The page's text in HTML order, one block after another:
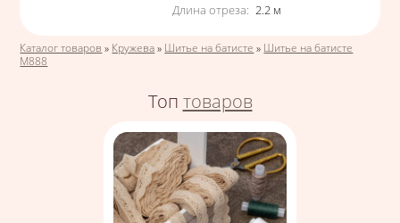
Длина отреза: 2.2 м
Вы здесь
Каталог товаров » Кружева » Шитье на батисте » Шитье на батисте
М888
Топ товаров